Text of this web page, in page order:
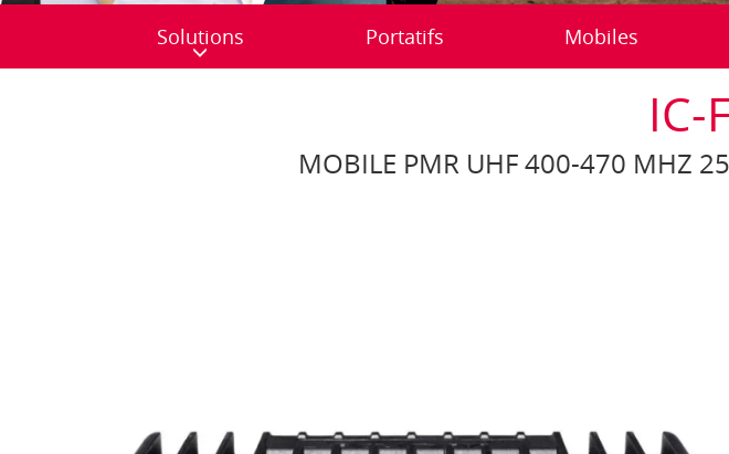
Solutions Portatifs Mobiles
IC-
MOBILE PMR UHF 400-470 MHZ